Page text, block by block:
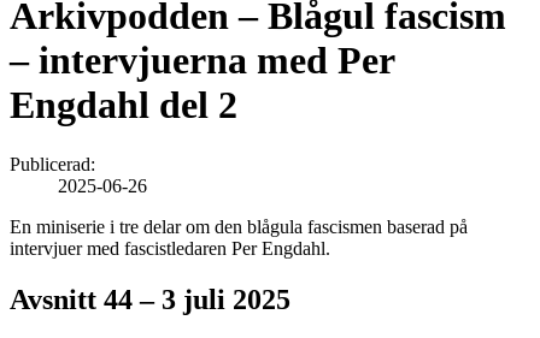
Arkivpodden – Blågul fascism
– intervjuerna med Per
Engdahl del 2
Publicerad:
2025-06-26
En miniserie i tre delar om den blågula fascismen baserad på
intervjuer med fascistledaren Per Engdahl.
Avsnitt 44 – 3 juli 2025